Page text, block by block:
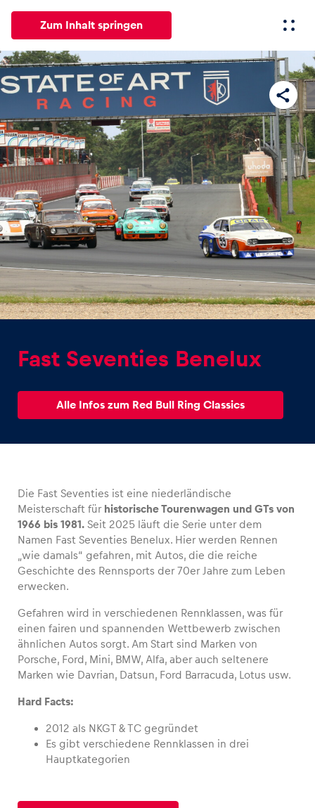
Zum Inhalt springen
Alle News Events Erlebnisse
News
Alle anzeigen
Events
Alle anzeigen
Erlebnisse
Alle anzeigen
Seiten
Fahrzeug
Fast Seventies Benelux
Alle Infos zum Red Bull Ring Classics
Die Fast Seventies ist eine niederländische
Meisterschaft für historische Tourenwagen und GTs von
1966 bis 1981. Seit 2025 läuft die Serie unter dem
Namen Fast Seventies Benelux. Hier werden Rennen
„wie damals“ gefahren, mit Autos, die die reiche
Geschichte des Rennsports der 70er Jahre zum Leben
erwecken.
Gefahren wird in verschiedenen Rennklassen, was für
einen fairen und spannenden Wettbewerb zwischen
ähnlichen Autos sorgt. Am Start sind Marken von
Porsche, Ford, Mini, BMW, Alfa, aber auch seltenere
Marken wie Davrian, Datsun, Ford Barracuda, Lotus usw.
Hard Facts:
2012 als NKGT & TC gegründet
Es gibt verschiedene Rennklassen in drei
Hauptkategorien